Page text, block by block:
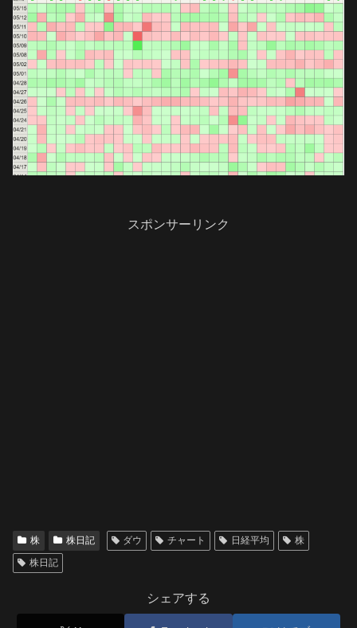
スポンサーリンク
株 株日記 ダウ チャート 日経平均
株
株日記
シェアする